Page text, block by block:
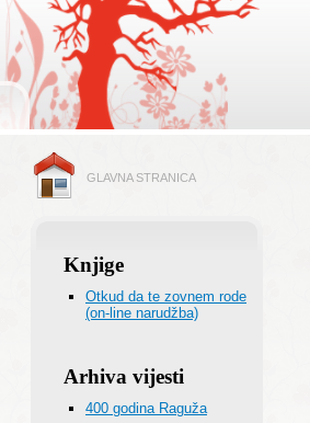
GLAVNA STRANICA
Knjige
Otkud da te zovnem rode
(on-line narudžba)
Arhiva vijesti
400 godina Raguža